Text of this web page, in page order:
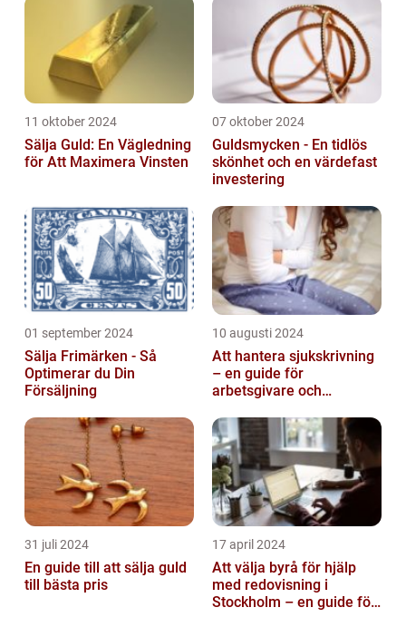
11 oktober 2024
Sälja Guld: En Vägledning
för Att Maximera Vinsten
07 oktober 2024
Guldsmycken - En tidlös
skönhet och en värdefast
investering
01 september 2024
Sälja Frimärken - Så
Optimerar du Din
Försäljning
10 augusti 2024
Att hantera sjukskrivning
– en guide för
arbetsgivare och
31 juli 2024
En guide till att sälja guld
till bästa pris
17 april 2024
Att välja byrå för hjälp
med redovisning i
Stockholm – en guide för